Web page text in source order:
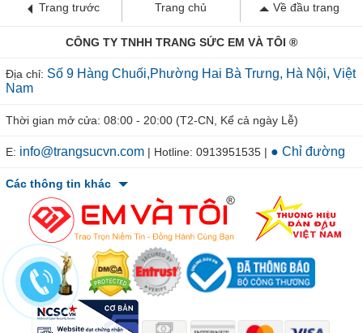
Trang trước Trang chủ Về đầu trang
CÔNG TY TNHH TRANG SỨC EM VÀ TÔI ®
Địa chỉ: Số 9 Hàng Chuối,Phường Hai Bà Trưng, Hà Nội, Việt
Nam
Thời gian mở cửa: 08:00 - 20:00 (T2-CN, Kể cả ngày Lễ)
E: info@trangsucvn.com | Hotline: 0913951535 | ● Chỉ đường
Các thông tin khác